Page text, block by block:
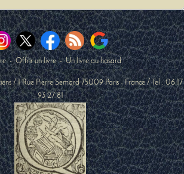
-Offrir un livre-Un livre au hasard
/1 Rue Pierre Semard 75009 Paris-France / Tel :06 17
93 27 81